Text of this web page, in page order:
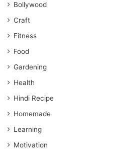
Bollywood
Craft
Fitness
Food
Gardening
Health
Hindi Recipe
Homemade
Learning
Motivation